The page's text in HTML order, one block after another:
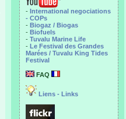
- International negociations
- COPs
- Biogaz / Biogas
- Biofuels
- Tuvalu Marine Life
- Le Festival des Grandes
Marées / Tuvalu King Tides
Festival
FAQ
Liens - Links